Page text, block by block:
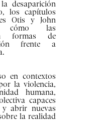
desaparición
los capítulos
Otis y John
cómo las
formas de
frente a
en contextos
la violencia,
humana,
capaces
abrir nuevas
la realidad